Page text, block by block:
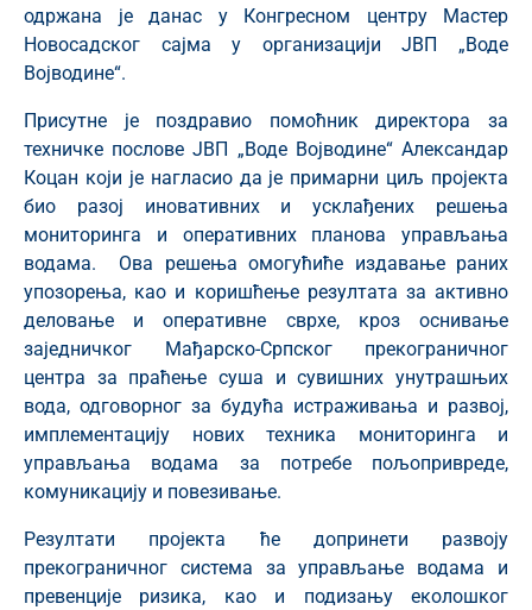
одржана је данас у Конгресном центру Мастер
Новосадског сајма у организацији ЈВП „Воде
Војводине“.
Присутне је поздравио помоћник директора за
техничке послове ЈВП „Воде Војводине“ Александар
Коцан који је нагласио да је примарни циљ пројекта
био разој иновативних и усклађених решења
мониторинга и оперативних планова управљања
водама. Ова решења омогућиће издавање раних
упозорења, као и коришћење резултата за активно
деловање и оперативне сврхе, кроз оснивање
заједничког Мађарско-Српског прекограничног
центра за праћење суша и сувишних унутрашњих
вода, одговорног за будућа истраживања и развој,
имплементацију нових техника мониторинга и
управљања водама за потребе пољопривреде,
комуникацију и повезивање.
Резултати пројекта ће допринети развоју
прекограничног система за управљање водама и
превенције ризика, као и подизању еколошког